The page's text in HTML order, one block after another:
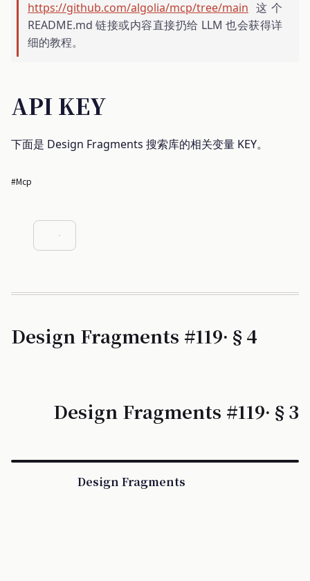
https://github.com/algolia/mcp/tree/main 这个
README.md 链接或内容直接扔给 LLM 也会获得详
细的教程。
API KEY
下面是 Design Fragments 搜索库的相关变量 KEY。
#mcp
Design Fragments #119·§4
Design Fragments #119·§3
Design Fragments